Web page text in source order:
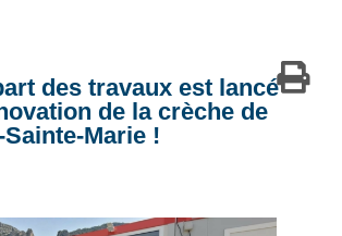
des travaux est lancé
de la crèche de
Marie !